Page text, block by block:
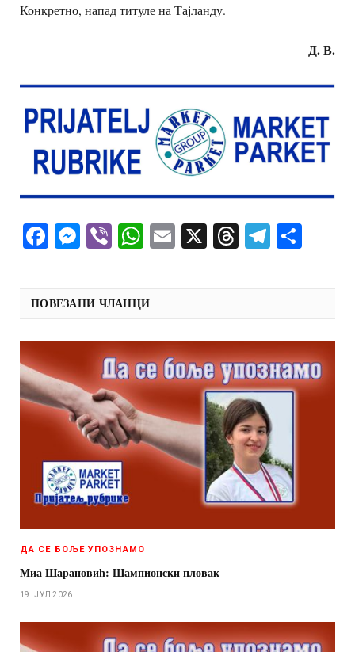
Конкретно, напад титуле на Тајланду.
Д. В.
Facebook
Messenger
ViberWhatsApp
Email
X Threads
ПОВЕЗАНИ ЧЛАНЦИ
ДА СЕ БОЉЕ УПОЗНАМО
Миа Шарановић: Шампионски пловак
19. ЈУЛ 2026.